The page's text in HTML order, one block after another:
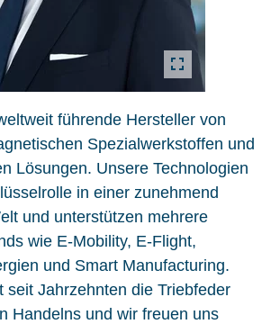
führende Hersteller von
Spezialwerkstoffen und
Lösungen. Unsere Technologien
in einer zunehmend
und unterstützen mehrere
wie E-Mobility, E-Flight,
und Smart Manufacturing.
seit Jahrzehnten die Triebfeder
Handelns und wir freuen uns